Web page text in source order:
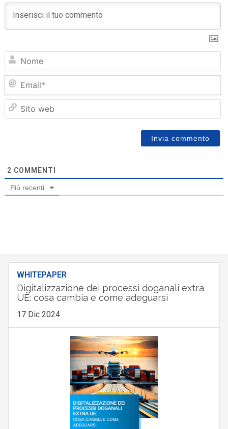
2 COMMENTI
Più recenti
WHITEPAPER
Digitalizzazione dei processi doganali extra
UE: cosa cambia e come adeguarsi
17 Dic 2024